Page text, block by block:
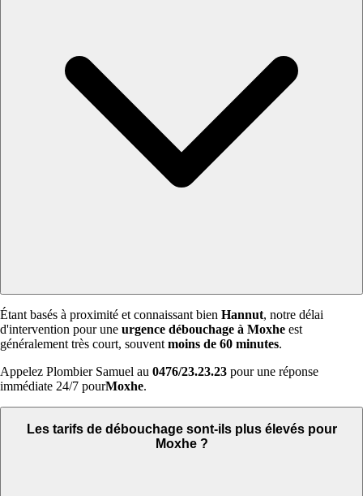
Étant basés à proximité et connaissant bien Hannut, notre délai
d'intervention pour une urgence débouchage à Moxhe est
généralement très court, souvent moins de 60 minutes.
Appelez Plombier Samuel au 0476/23.23.23 pour une réponse
immédiate 24/7 pourMoxhe.
Les tarifs de débouchage sont-ils plus élevés pour
Moxhe ?